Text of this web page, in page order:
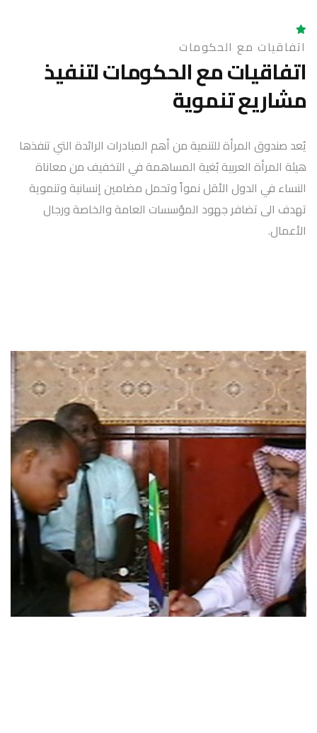
اتفاقيات مع الحكومات
اتفاقيات مع الحكومات لتنفيذ
مشاريع تنموية
يُعد صندوق المرأة للتنمية من أهم المبادرات الرائدة التي تنفذها
هيئة المرأة العربية بُغية المساهمة في التخفيف من معاناة
النساء في الدول الأقل نمواً وتحمل مضامين إنسانية وتنموية
تهدف الى تضافر جهود المؤسسات العامة والخاصة ورجال
الأعمال.